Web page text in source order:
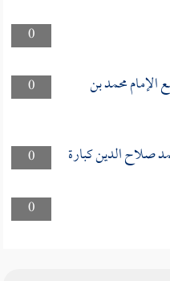
0
0
محمد بن
0
صلاح الدين كبارة
0